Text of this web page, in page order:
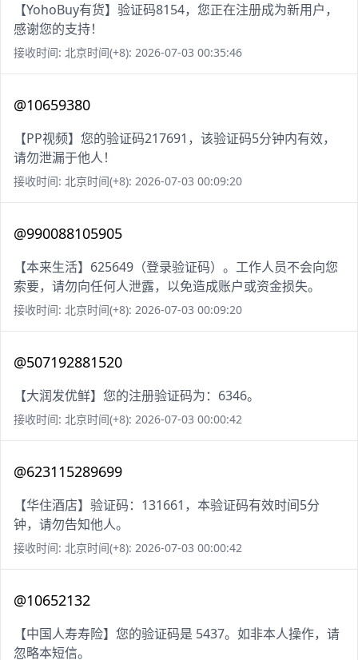
【YohoBuy有货】验证码8154，您正在注册成为新用户，
感谢您的支持！
接收时间: 北京时间(+8): 2026-07-03 00:35:46
@10659380
【PP视频】您的验证码217691，该验证码5分钟内有效，
请勿泄漏于他人！
接收时间: 北京时间(+8): 2026-07-03 00:09:20
@990088105905
【本来生活】625649（登录验证码）。工作人员不会向您
索要，请勿向任何人泄露，以免造成账户或资金损失。
接收时间: 北京时间(+8): 2026-07-03 00:09:20
@507192881520
【大润发优鲜】您的注册验证码为：6346。
接收时间: 北京时间(+8): 2026-07-03 00:00:42
@623115289699
【华住酒店】验证码：131661，本验证码有效时间5分
钟，请勿告知他人。
接收时间: 北京时间(+8): 2026-07-03 00:00:42
@10652132
【中国人寿寿险】您的验证码是 5437。如非本人操作，请
忽略本短信。